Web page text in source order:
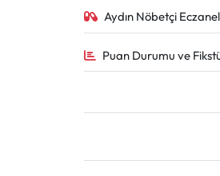
Aydın Nöbetçi
Puan Durumu ve